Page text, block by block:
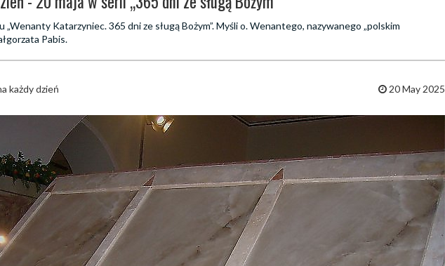
„Wenanty Katarzyniec. 365 dni ze sługą Bożym”. Myśli o. Wenantego, nazywanego „polskim
Pabis.
każdy dzień 20 May 2025